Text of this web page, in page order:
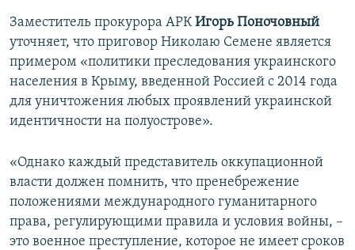
Заместитель прокурора АРКИгорь Поночовный
уточняет, что приговор Николаю Семене является
примером «политики преследования украинского
населения в Крыму, введенной Россией с 2014 года
для уничтожения любых проявлений украинской
идентичности на полуострове».
«Однако каждый представитель оккупационной
власти должен помнить, что пренебрежение
положениями международного гуманитарного
права, регулирующими правила и условия войны, –
это военное преступление, которое не имеет сроков